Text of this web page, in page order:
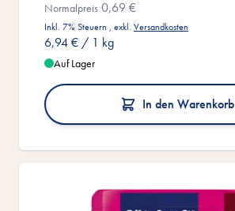
Normalpreis 0,69 €
Inkl. 7% Steuern , exkl. Versandkosten
6,94 € / 1 kg
Auf Lager
In den Warenkorb